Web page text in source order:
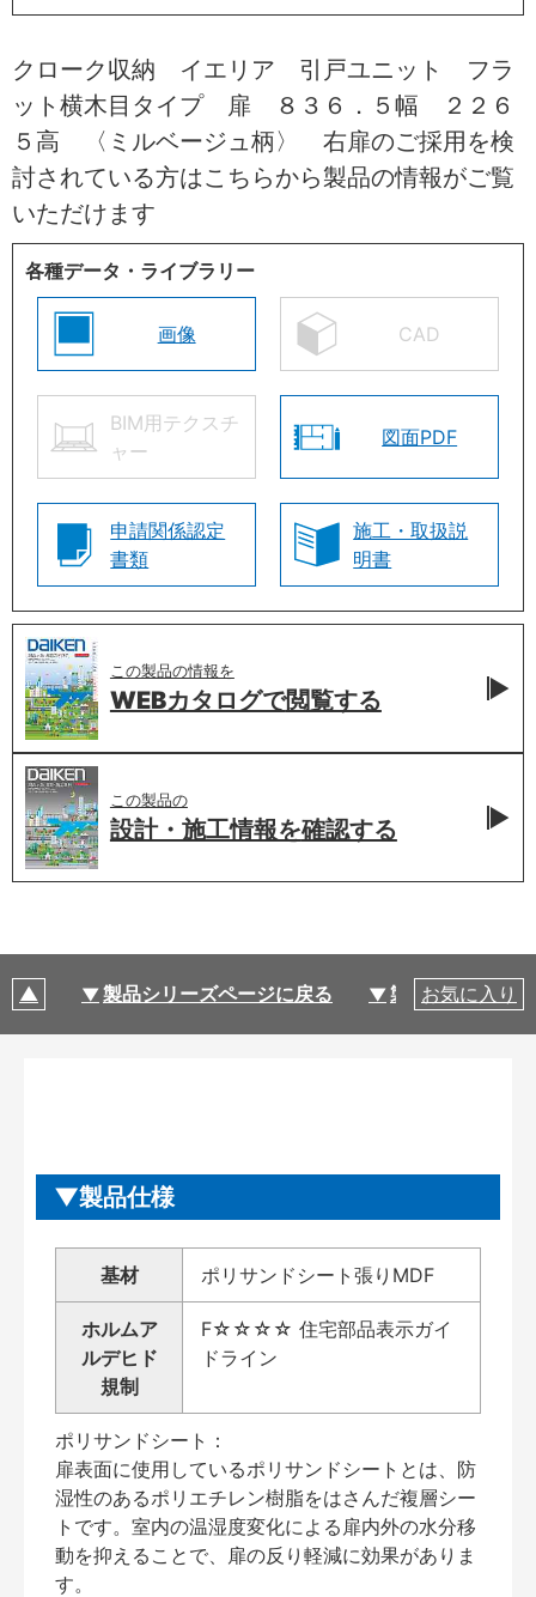
クローク収納 イエリア 引戸ユニット フラ
ット横木目タイプ 扉 ８３６．５幅 ２２６
５高 〈ミルベージュ柄〉 右扉のご採用を検
討されている方はこちらから製品の情報がご覧
いただけます
各種データ・ライブラリー
画像 CAD
BIM用テクスチ
ャー
図面PDF
申請関係認定
書類
施工・取扱説
明書
この製品の情報を
WEBカタログで閲覧する
この製品の
設計・施工情報を確認する
製品シリーズページに戻る 製品仕様
お気に入り
製品仕様
基材 ポリサンドシート張りMDF
ホルムア
ルデヒド
規制
F☆☆☆☆ 住宅部品表示ガイ
ドライン
ポリサンドシート：
扉表面に使用しているポリサンドシートとは、防
湿性のあるポリエチレン樹脂をはさんだ複層シー
トです。室内の温湿度変化による扉内外の水分移
動を抑えることで、扉の反り軽減に効果がありま
す。